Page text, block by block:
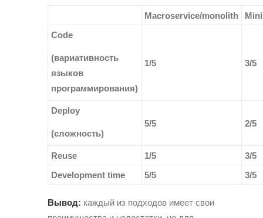
Macroservice/monolith
Code
(вариативность
языков
программирования)
1/5 3/5
Deploy
(сложность)
5/5 2/5
Reuse 1/5
3/5
Development time
5/5 3/5
Вывод: каждый из подходов имеет свои